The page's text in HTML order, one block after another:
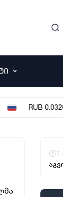
RUB 0.0320 • -
7